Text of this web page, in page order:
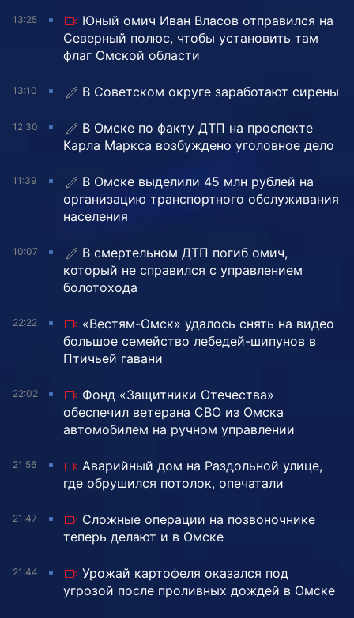
13:25
Юный омич Иван Власов отправился на
Северный полюс, чтобы установить там
флаг Омской области
13:10 В Советском округе заработают сирены
12:30
В Омске по факту ДТП на проспекте
Карла Маркса возбуждено уголовное дело
11:39
В Омске выделили 45 млн рублей на
организацию транспортного обслуживания
населения
10:07
В смертельном ДТП погиб омич,
который не справился с управлением
болотохода
22:22
«Вестям-Омск» удалось снять на видео
большое семейство лебедей-шипунов в
Птичьей гавани
22:02
Фонд «Защитники Отечества»
обеспечил ветерана СВО из Омска
автомобилем на ручном управлении
21:56
Аварийный дом на Раздольной улице,
где обрушился потолок, опечатали
21:47
Сложные операции на позвоночнике
теперь делают и в Омске
21:44
Урожай картофеля оказался под
угрозой после проливных дождей в Омске